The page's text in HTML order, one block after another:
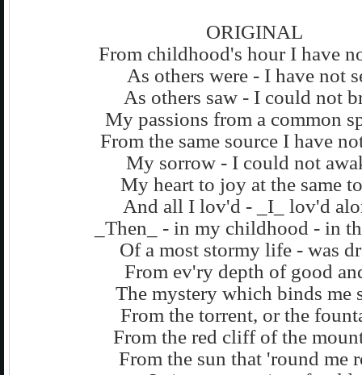
ORIGINAL
From childhood's hour I have
As others were - I have not
As others saw - I could not
My passions from a common
From the same source I have
My sorrow - I could not
My heart to joy at the same
And all I lov'd - _I_ lov'd
_Then_ - in my childhood - in
Of a most stormy life - was
From ev'ry depth of good
The mystery which binds me
From the torrent, or the
From the red cliff of the
From the sun that 'round me